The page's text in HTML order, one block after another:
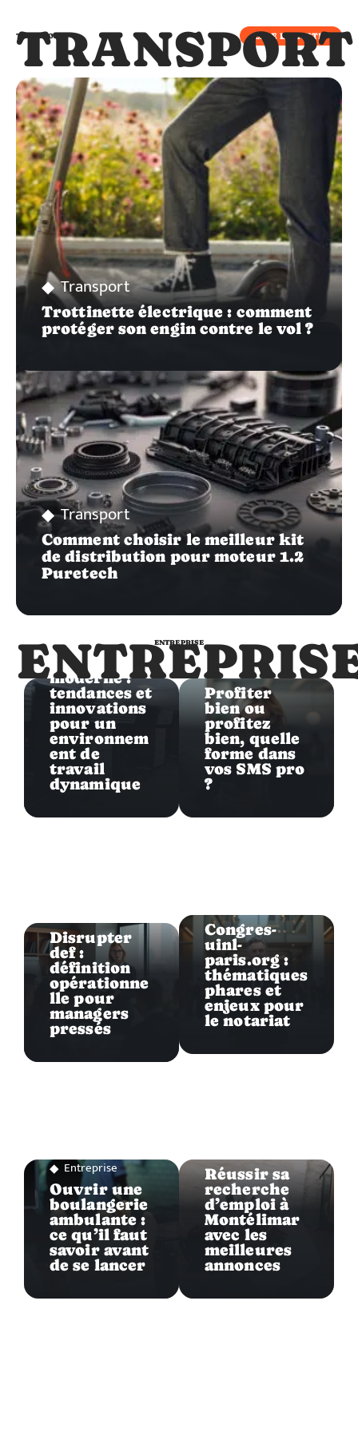
TRANSPORT
TRANSPORT LIRE LA SUITE
Transport
Trottinette électrique : comment
protéger son engin contre le vol ?
Transport
Comment choisir le meilleur kit
de distribution pour moteur 1.2
Puretech
ENTREPRISE
Mobilier de
bureau
moderne :
tendances et
innovations
pour un
environnem
ent de
travail
dynamique
Disrupter
def :
définition
opérationne
lle pour
managers
pressés
Entreprise
Ouvrir une
boulangerie
ambulante :
ce qu’il faut
savoir avant
de se lancer
Entreprise
Profiter
bien ou
profitez
bien, quelle
forme dans
vos SMS pro
?
Congres-
uinl-
paris.org :
thématiques
phares et
enjeux pour
le notariat
Réussir sa
recherche
d’emploi à
Montélimar
avec les
meilleures
annonces